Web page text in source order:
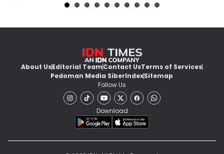
About UsEditorial TeamContact UsTerms of Services
Pedoman Media SiberIndexSitemap
Follow Us
Download